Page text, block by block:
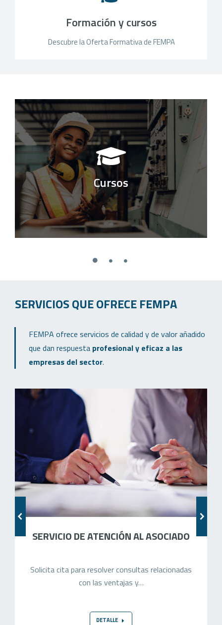
Formación y cursos
Descubre la Oferta Formativa de FEMPA
Cursos
Más de 1.200 cursos adaptados a la realidad empresarial
SERVICIOS QUE OFRECE FEMPA
FEMPA ofrece servicios de calidad y de valor añadido
que dan respuesta profesional y eficaz a las
empresas del sector.
SERVICIO DE ATENCIÓN AL ASOCIADO
Solicita cita para resolver consultas relacionadas
con las ventajas y…
DETALLE